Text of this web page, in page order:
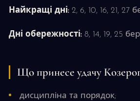
Найкращі дні:2, 6, 10, 16, 21, 27
Дні обережності:8, 14, 19, 25
Що принесе удачу
дисципліна та порядок;